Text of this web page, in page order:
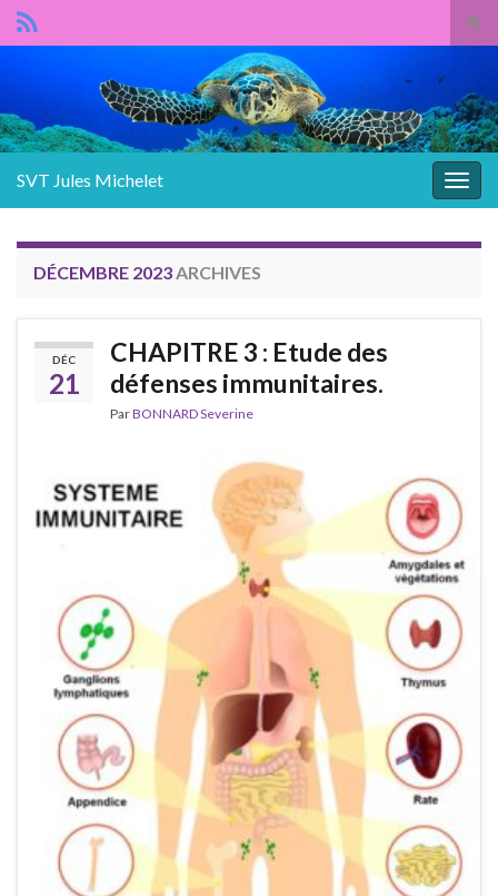
SVT Jules Michelet
DÉCEMBRE 2023 ARCHIVES
DÉC
21
CHAPITRE 3 : Etude des
défenses immunitaires.
ParBONNARD Severine
Panneau de gestion des cookies